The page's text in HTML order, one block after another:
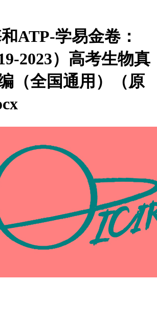
ATP-学易金卷：
2023）高考生物真
（全国通用）（原